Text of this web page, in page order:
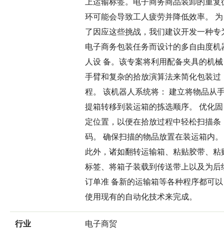
环可能会导致工人疲劳并降低效率。 为
了因应这些挑战，我们建议开发一种专
电子商务包装任务而设计的多自由度机
人设 备。该专案将利用配备夹具的机械
手臂和复杂的拾放演算法来简化包装过
程。 该机器人系统将： 建立将物品从
提箱转移到装运箱的拣选顺序。 优化固
定位置，以便在拾放过程中轻松扫描条
码。 确保扫描的物品放置在装运箱内。
此外，诸如翻转运输箱、粘贴胶带、粘
标签、将箱子装载到传送带上以及为后
订单准 备新的运输箱等各种程序都可以
使用现有的自动化技术来完成。
行业 电子商贸